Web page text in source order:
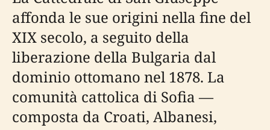
affonda le sue origini nella fine del
XIX secolo, a seguito della
liberazione della Bulgaria dal
dominio ottomano nel 1878. La
comunità cattolica di Sofia —
composta da Croati, Albanesi,